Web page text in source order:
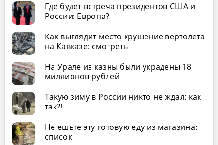
Где будет встреча президентов США и
России: Европа?
Как выглядит место крушение вертолета
на Кавказе: смотреть
На Урале из казны были украдены 18
миллионов рублей
Такую зиму в России никто не ждал: как
так?!
Не ешьте эту готовую еду из магазина:
список